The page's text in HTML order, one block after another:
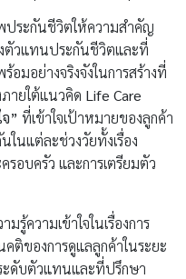
ประกันชีวิตให้ความสำคัญ
ตัวแทนประกันชีวิตและที่
อมอย่างจริงจังในการสร้างที่
ายใต้แนวคิด Life Care
” ที่เข้าใจเป้าหมายของลูกค้า
นแต่ละช่วงวัยทั้งเรื่อง
อบครัว และการเตรียมตัว
รู้ความเข้าใจในเรื่องการ
ติของการดูแลลูกค้าในระยะ
ะดับตัวแทนและที่ปรึกษา